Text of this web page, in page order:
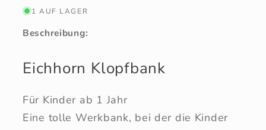
Menge
für
KlopfbankKlopfbank
1 AUF LAGER
Beschreibung:
Eichhorn Klopfbank
Für Kinder ab 1 Jahr
Eine tolle Werkbank, bei der die Kinder